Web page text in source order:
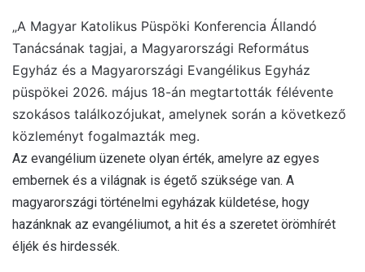
„A Magyar Katolikus Püspöki Konferencia Állandó
Tanácsának tagjai, a Magyarországi Református
Egyház és a Magyarországi Evangélikus Egyház
püspökei 2026. május 18-án megtartották félévente
szokásos találkozójukat, amelynek során a következő
közleményt fogalmazták meg.
Az evangélium üzenete olyan érték, amelyre az egyes
embernek és a világnak is égető szüksége van. A
magyarországi történelmi egyházak küldetése, hogy
hazánknak az evangéliumot, a hit és a szeretet örömhírét
éljék és hirdessék.